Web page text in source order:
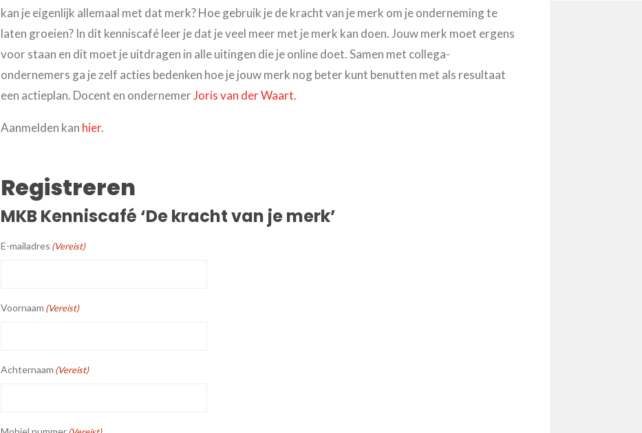
kan je eigenlijk allemaal met dat merk? Hoe gebruik je de kracht van je merk om je onderneming te
laten groeien? In dit kenniscafé leer je dat je veel meer met je merk kan doen. Jouw merk moet ergens
voor staan en dit moet je uitdragen in alle uitingen die je online doet. Samen met collega-
ondernemers ga je zelf acties bedenken hoe je jouw merk nog beter kunt benutten met als resultaat
een actieplan. Docent en ondernemerJoris van der Waart.
Aanmelden kan hier.
Registreren
MKB Kenniscafé ‘De kracht van je merk’
E-mailadres (Vereist)
Voornaam (Vereist)
Achternaam (Vereist)